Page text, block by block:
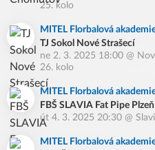
25. kolo
MITEL Florbalová
TJ Sokol Nové Strašecí
ne 2. 3. 2025 18:00 @
26. kolo
MITEL Florbalová
FBŠ SLAVIA Fat Pipe Plzeň
út 4. 3. 2025 20:30 @
MITEL Florbalová